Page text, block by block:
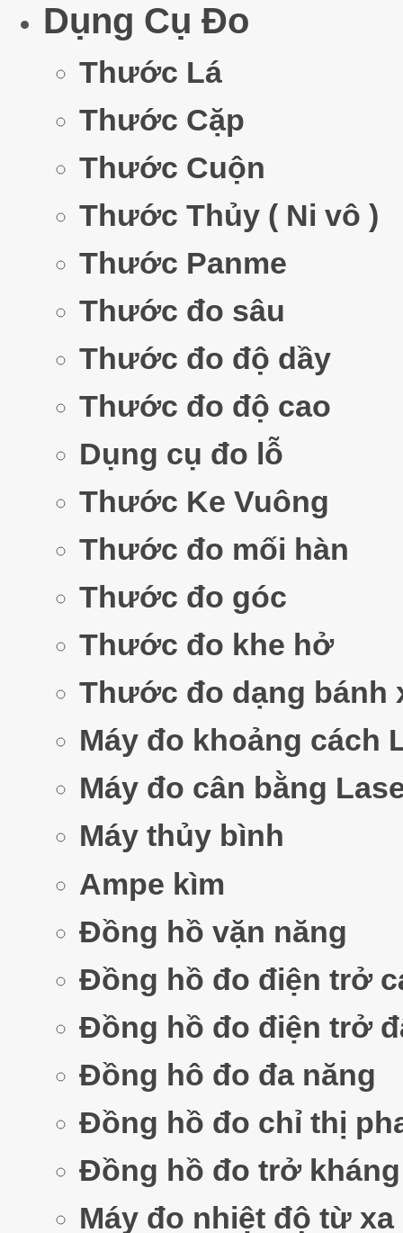
Dụng Cụ Đo
Thước Lá
Thước Cặp
Thước Cuộn
Thước Thủy ( Ni vô )
Thước Panme
Thước đo sâu
Thước đo độ dầy
Thước đo độ cao
Dụng cụ đo lỗ
Thước Ke Vuông
Thước đo mối hàn
Thước đo góc
Thước đo khe hở
Thước đo dạng bánh
Máy đo khoảng cách
Máy đo cân bằng
Máy thủy bình
Ampe kìm
Đồng hồ vặn năng
Đồng hồ đo điện trở
Đồng hồ đo điện trở
Đồng hô đo đa năng
Đồng hồ đo chỉ thị
Đồng hồ đo trở
Máy đo nhiệt độ từ xa